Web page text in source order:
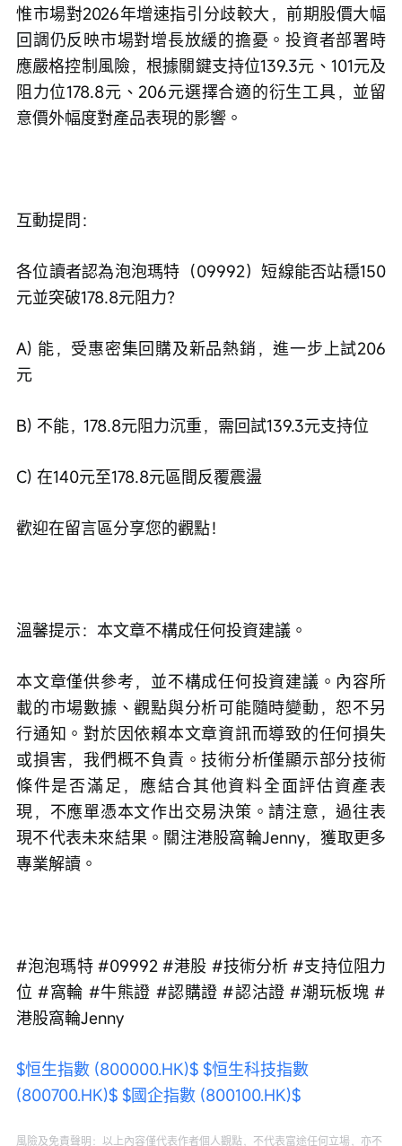
惟市場對2026年增速指引分歧較大，前期股價大幅
回調仍反映市場對增長放緩的擔憂。投資者部署時
應嚴格控制風險，根據關鍵支持位139.3元、101元及
阻力位178.8元、206元選擇合適的衍生工具，並留
意價外幅度對產品表現的影響。
互動提問：
各位讀者認為泡泡瑪特（09992）短線能否站穩150
元並突破178.8元阻力？
A) 能，受惠密集回購及新品熱銷，進一步上試206
元
B) 不能，178.8元阻力沉重，需回試139.3元支持位
C) 在140元至178.8元區間反覆震盪
歡迎在留言區分享您的觀點！
溫馨提示：本文章不構成任何投資建議。
本文章僅供參考，並不構成任何投資建議。內容所
載的市場數據、觀點與分析可能隨時變動，恕不另
行通知。對於因依賴本文章資訊而導致的任何損失
或損害，我們概不負責。技術分析僅顯示部分技術
條件是否滿足，應結合其他資料全面評估資產表
現，不應單憑本文作出交易決策。請注意，過往表
現不代表未來結果。關注港股窩輪Jenny，獲取更多
專業解讀。
#泡泡瑪特 #09992 #港股 #技術分析 #支持位阻力
位 #窩輪 #牛熊證 #認購證 #認沽證 #潮玩板塊 #
港股窩輪Jenny
$恒生指數 (800000.HK)$ $恒生科技指數
(800700.HK)$ $國企指數 (800100.HK)$
風險及免責聲明：以上內容僅代表作者個人觀點，不代表富途任何立場，亦不